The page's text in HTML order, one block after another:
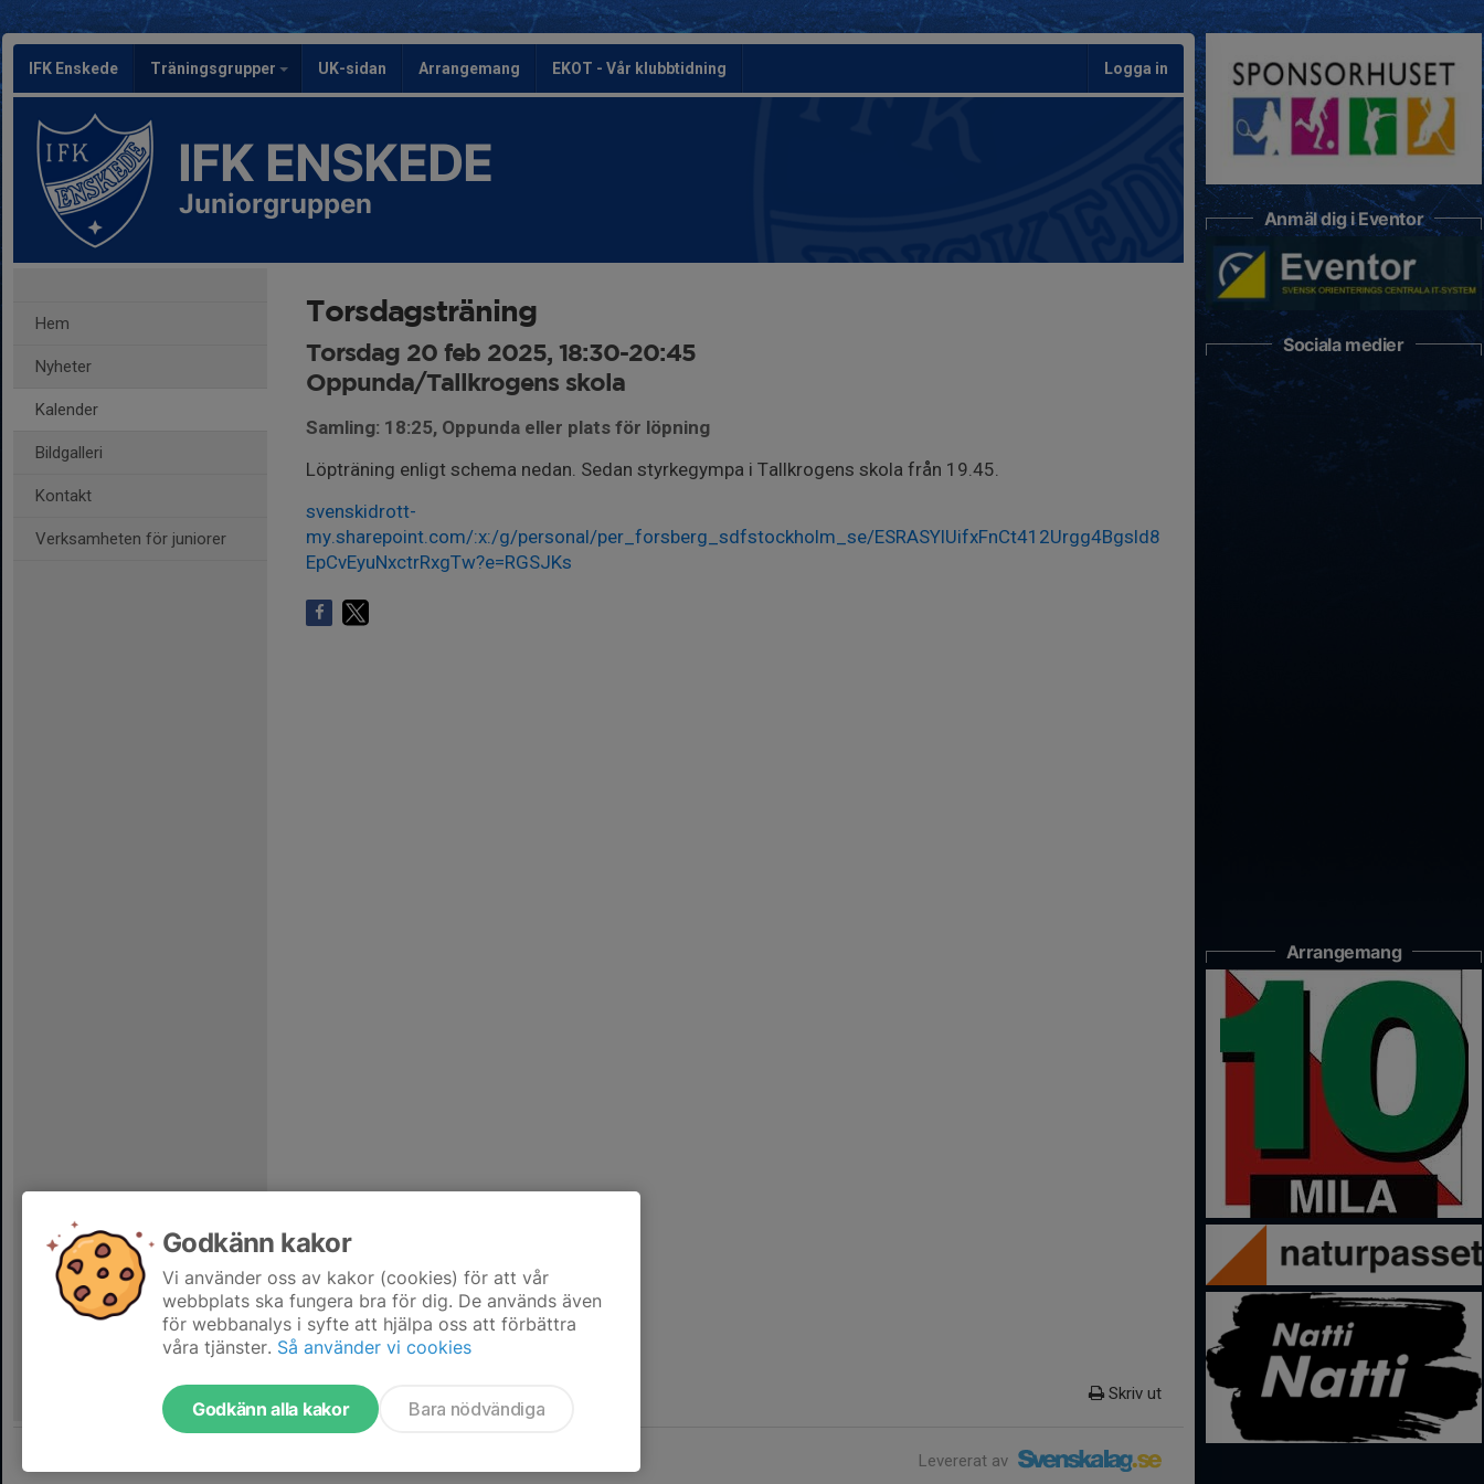
IFK Enskede Träningsgrupper UK-sidan Arrangemang EKOT - Vår klubbtidning Logga in
IFK ENSKEDE
Juniorgruppen
Hem
Nyheter
Kalender
Bildgalleri
Kontakt
Verksamheten för juniorer
Torsdagsträning
Torsdag 20 feb 2025, 18:30-20:45
Oppunda/Tallkrogens skola
Samling: 18:25, Oppunda eller plats för löpning
Löpträning enligt schema nedan. Sedan styrkegympa i Tallkrogens skola från 19.45.
svenskidrott-
my.sharepoint.com/:x:/g/personal/per_forsberg_sdfstockholm_se/ESRASYlUifxFnCt412Urgg4Bgsld8
EpCvEyuNxctrRxgTw?e=RGSJKs
Skriv ut
Levererat av
Anmäl dig i Eventor
Sociala medier
Arrangemang
Godkänn kakor
Vi använder oss av kakor (cookies) för att vår
webbplats ska fungera bra för dig. De används även
för webbanalys i syfte att hjälpa oss att förbättra
våra tjänster. Så använder vi cookies
Godkänn alla kakor Bara nödvändiga